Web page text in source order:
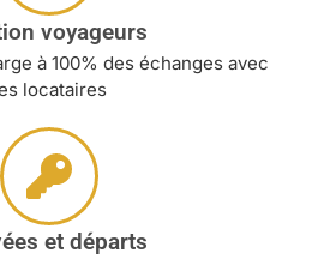
voyageurs
à 100% des échanges avec
locataires
et départs